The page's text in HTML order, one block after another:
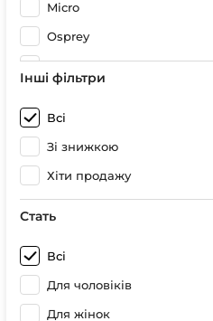
Micro
Osprey
POC
REKD
Rio Roller
Rollerblade
Інші фільтри
Всі
Зі знижкою
Хіти продажу
Стать
Всі
Для чоловіків
Для жінок